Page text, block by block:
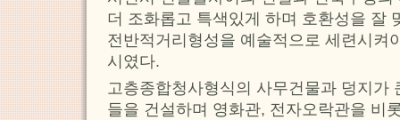
더 조화롭고 특색있게 하며 호환성을 잘
전반적거리형성을 예술적으로 세련시켜
시였다.
고층종합청사형식의 사무건물과 덩지가
들을 건설하며 영화관, 전자오락관을 비